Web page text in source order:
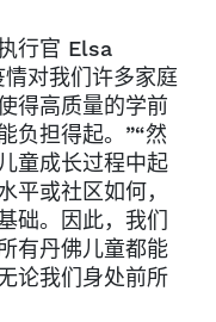
行官 Elsa
对我们许多家庭
得高质量的学前
负担得起。”“然
童成长过程中起
平或社区如何，
础。因此，我们
有丹佛儿童都能
论我们身处前所